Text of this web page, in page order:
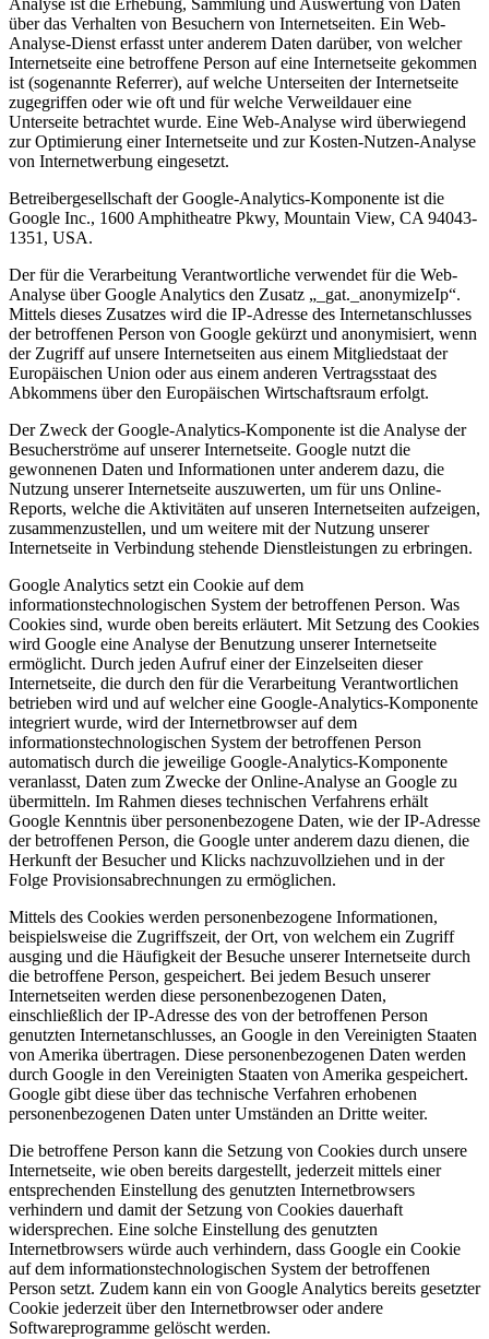
Analyse ist die Erhebung, Sammlung und Auswertung von Daten
über das Verhalten von Besuchern von Internetseiten. Ein Web-
Analyse-Dienst erfasst unter anderem Daten darüber, von welcher
Internetseite eine betroffene Person auf eine Internetseite gekommen
ist (sogenannte Referrer), auf welche Unterseiten der Internetseite
zugegriffen oder wie oft und für welche Verweildauer eine
Unterseite betrachtet wurde. Eine Web-Analyse wird überwiegend
zur Optimierung einer Internetseite und zur Kosten-Nutzen-Analyse
von Internetwerbung eingesetzt.
Betreibergesellschaft der Google-Analytics-Komponente ist die
Google Inc., 1600 Amphitheatre Pkwy, Mountain View, CA 94043-
1351, USA.
Der für die Verarbeitung Verantwortliche verwendet für die Web-
Analyse über Google Analytics den Zusatz „_gat._anonymizeIp“.
Mittels dieses Zusatzes wird die IP-Adresse des Internetanschlusses
der betroffenen Person von Google gekürzt und anonymisiert, wenn
der Zugriff auf unsere Internetseiten aus einem Mitgliedstaat der
Europäischen Union oder aus einem anderen Vertragsstaat des
Abkommens über den Europäischen Wirtschaftsraum erfolgt.
Der Zweck der Google-Analytics-Komponente ist die Analyse der
Besucherströme auf unserer Internetseite. Google nutzt die
gewonnenen Daten und Informationen unter anderem dazu, die
Nutzung unserer Internetseite auszuwerten, um für uns Online-
Reports, welche die Aktivitäten auf unseren Internetseiten aufzeigen,
zusammenzustellen, und um weitere mit der Nutzung unserer
Internetseite in Verbindung stehende Dienstleistungen zu erbringen.
Google Analytics setzt ein Cookie auf dem
informationstechnologischen System der betroffenen Person. Was
Cookies sind, wurde oben bereits erläutert. Mit Setzung des Cookies
wird Google eine Analyse der Benutzung unserer Internetseite
ermöglicht. Durch jeden Aufruf einer der Einzelseiten dieser
Internetseite, die durch den für die Verarbeitung Verantwortlichen
betrieben wird und auf welcher eine Google-Analytics-Komponente
integriert wurde, wird der Internetbrowser auf dem
informationstechnologischen System der betroffenen Person
automatisch durch die jeweilige Google-Analytics-Komponente
veranlasst, Daten zum Zwecke der Online-Analyse an Google zu
übermitteln. Im Rahmen dieses technischen Verfahrens erhält
Google Kenntnis über personenbezogene Daten, wie der IP-Adresse
der betroffenen Person, die Google unter anderem dazu dienen, die
Herkunft der Besucher und Klicks nachzuvollziehen und in der
Folge Provisionsabrechnungen zu ermöglichen.
Mittels des Cookies werden personenbezogene Informationen,
beispielsweise die Zugriffszeit, der Ort, von welchem ein Zugriff
ausging und die Häufigkeit der Besuche unserer Internetseite durch
die betroffene Person, gespeichert. Bei jedem Besuch unserer
Internetseiten werden diese personenbezogenen Daten,
einschließlich der IP-Adresse des von der betroffenen Person
genutzten Internetanschlusses, an Google in den Vereinigten Staaten
von Amerika übertragen. Diese personenbezogenen Daten werden
durch Google in den Vereinigten Staaten von Amerika gespeichert.
Google gibt diese über das technische Verfahren erhobenen
personenbezogenen Daten unter Umständen an Dritte weiter.
Die betroffene Person kann die Setzung von Cookies durch unsere
Internetseite, wie oben bereits dargestellt, jederzeit mittels einer
entsprechenden Einstellung des genutzten Internetbrowsers
verhindern und damit der Setzung von Cookies dauerhaft
widersprechen. Eine solche Einstellung des genutzten
Internetbrowsers würde auch verhindern, dass Google ein Cookie
auf dem informationstechnologischen System der betroffenen
Person setzt. Zudem kann ein von Google Analytics bereits gesetzter
Cookie jederzeit über den Internetbrowser oder andere
Softwareprogramme gelöscht werden.